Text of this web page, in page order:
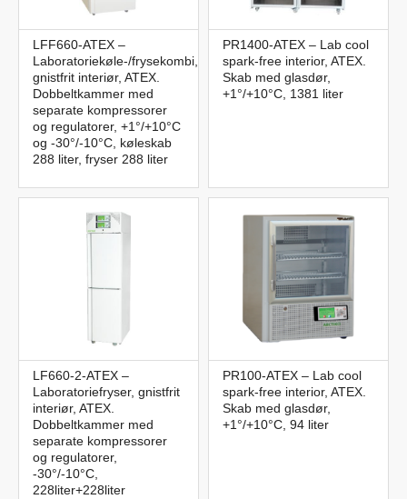
LFF660-ATEX –
Laboratoriekøle-/frysekombi,
gnistfrit interiør, ATEX.
Dobbeltkammer med
separate kompressorer
og regulatorer, +1°/+10°C
og -30°/-10°C, køleskab
288 liter, fryser 288 liter
PR1400-ATEX – Lab cool
spark-free interior, ATEX.
Skab med glasdør,
+1°/+10°C, 1381 liter
LF660-2-ATEX –
Laboratoriefryser, gnistfrit
interiør, ATEX.
Dobbeltkammer med
separate kompressorer
og regulatorer,
-30°/-10°C,
228liter+228liter
PR100-ATEX – Lab cool
spark-free interior, ATEX.
Skab med glasdør,
+1°/+10°C, 94 liter